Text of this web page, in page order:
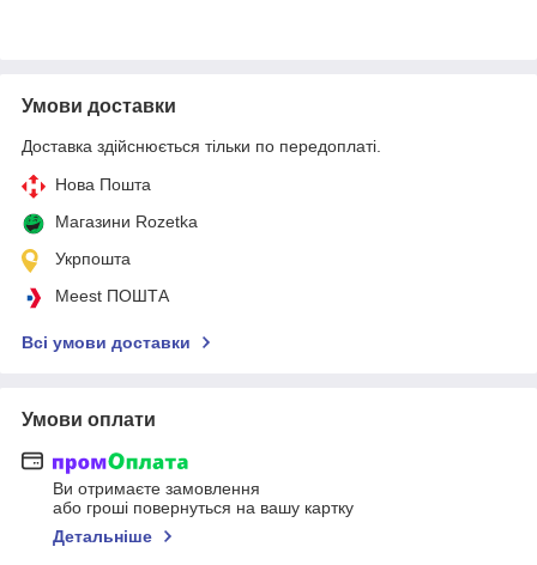
Умови доставки
Доставка здійснюється тільки по передоплаті.
Нова Пошта
Магазини Rozetka
Укрпошта
Meest ПОШТА
Всі умови доставки
Умови оплати
Ви отримаєте замовлення
або гроші повернуться на вашу картку
Детальніше